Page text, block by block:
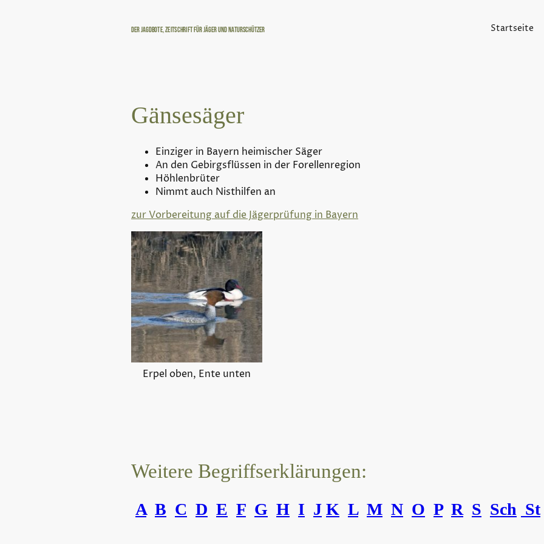
Der Jagdbote, Zeitschrift für Jäger und Naturschützer Startseite
Gänsesäger
Einziger in Bayern heimischer Säger
An den Gebirgsflüssen in der Forellenregion
Höhlenbrüter
Nimmt auch Nisthilfen an
zur Vorbereitung auf die Jägerprüfung in Bayern
Erpel oben, Ente unten
Weitere Begriffserklärungen:
A B C D E F G H I J K L M N O P R S Sch St